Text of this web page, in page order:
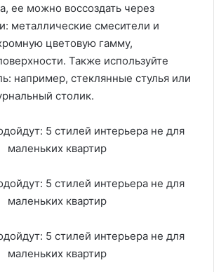
ее можно воссоздать через
металлические смесители и
цветовую гамму,
Также используйте
например, стеклянные стулья или
столик.